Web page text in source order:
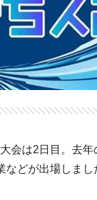
会は2日目。去
どが出場しまし